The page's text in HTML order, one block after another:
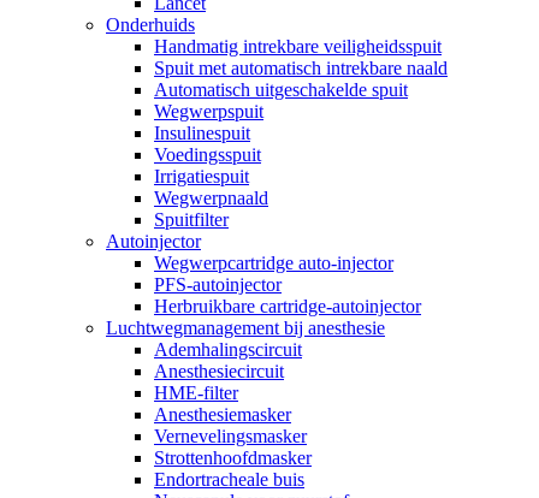
Onderhuids
Handmatig intrekbare veiligheidsspuit
Spuit met automatisch intrekbare naald
Automatisch uitgeschakelde spuit
Wegwerpspuit
Insulinespuit
Voedingsspuit
Irrigatiespuit
Wegwerpnaald
Spuitfilter
Autoinjector
Wegwerpcartridge auto-injector
PFS-autoinjector
Herbruikbare cartridge-autoinjector
Luchtwegmanagement bij anesthesie
Ademhalingscircuit
Anesthesiecircuit
HME-filter
Anesthesiemasker
Vernevelingsmasker
Strottenhoofdmasker
Endortracheale buis